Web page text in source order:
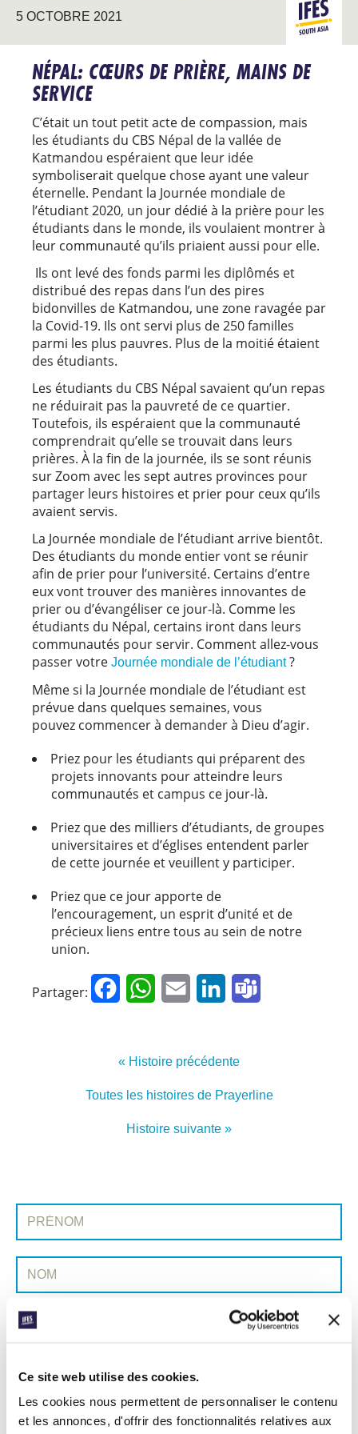
Ce site web utilise des cookies.
Les cookies nous permettent de personnaliser le contenu
et les annonces, d'offrir des fonctionnalités relatives aux
5 OCTOBRE 2021
ASIE DU
SUD
NÉPAL: CŒURS DE PRIÈRE, MAINS DE
SERVICE
C’était un tout petit acte de compassion, mais
les étudiants du CBS Népal de la vallée de
Katmandou espéraient que leur idée
symboliserait quelque chose ayant une valeur
éternelle. Pendant la Journée mondiale de
l’étudiant 2020, un jour dédié à la prière pour les
étudiants dans le monde, ils voulaient montrer à
leur communauté qu’ils priaient aussi pour elle.
Ils ont levé des fonds parmi les diplômés et
distribué des repas dans l’un des pires
bidonvilles de Katmandou, une zone ravagée par
la Covid-19. Ils ont servi plus de 250 familles
parmi les plus pauvres. Plus de la moitié étaient
des étudiants.
Les étudiants du CBS Népal savaient qu’un repas
ne réduirait pas la pauvreté de ce quartier.
Toutefois, ils espéraient que la communauté
comprendrait qu’elle se trouvait dans leurs
prières. À la fin de la journée, ils se sont réunis
sur Zoom avec les sept autres provinces pour
partager leurs histoires et prier pour ceux qu’ils
avaient servis.
La Journée mondiale de l’étudiant arrive bientôt.
Des étudiants du monde entier vont se réunir
afin de prier pour l’université. Certains d’entre
eux vont trouver des manières innovantes de
prier ou d’évangéliser ce jour-là. Comme les
étudiants du Népal, certains iront dans leurs
communautés pour servir. Comment allez-vous
passer votre Journée mondiale de l’étudiant?
Même si la Journée mondiale de l’étudiant est
prévue dans quelques semaines, vous
pouvez commencer à demander à Dieu d’agir.
Priez pour les étudiants qui préparent des
projets innovants pour atteindre leurs
communautés et campus ce jour-là.
Priez que des milliers d’étudiants, de groupes
universitaires et d’églises entendent parler
de cette journée et veuillent y participer.
Priez que ce jour apporte de
l’encouragement, un esprit d’unité et de
précieux liens entre tous au sein de notre
union.
Partager: FacebookWhatsApp
Email LinkedIn
« Histoire précédente
Toutes les histoires de Prayerline
Histoire suivante »
INSCRIVEZ-VOUS À PRAYERLINE
Prénom:
Nom:
Adresse e-mail:
ENVOYER